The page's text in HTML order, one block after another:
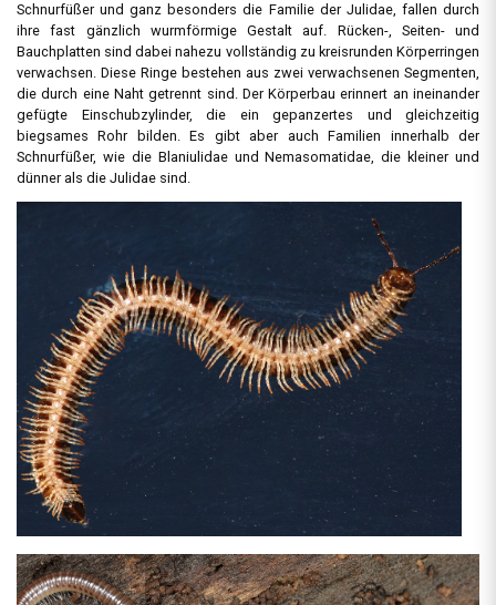
Schnurfüßer und ganz besonders die Familie der Julidae, fallen durch
ihre fast gänzlich wurmförmige Gestalt auf. Rücken-, Seiten- und
Bauchplatten sind dabei nahezu vollständig zu kreisrunden Körperringen
verwachsen. Diese Ringe bestehen aus zwei verwachsenen Segmenten,
die durch eine Naht getrennt sind. Der Körperbau erinnert an ineinander
gefügte Einschubzylinder, die ein gepanzertes und gleichzeitig
biegsames Rohr bilden. Es gibt aber auch Familien innerhalb der
Schnurfüßer, wie die Blaniulidae und Nemasomatidae, die kleiner und
dünner als die Julidae sind.